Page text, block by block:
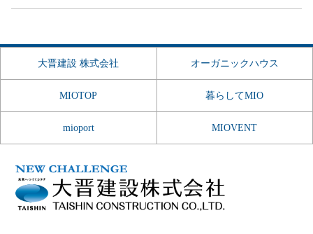
大晋建設 株式会社 オーガニックハウス
MIOTOP 暮らしてMIO
mioport MIOVENT